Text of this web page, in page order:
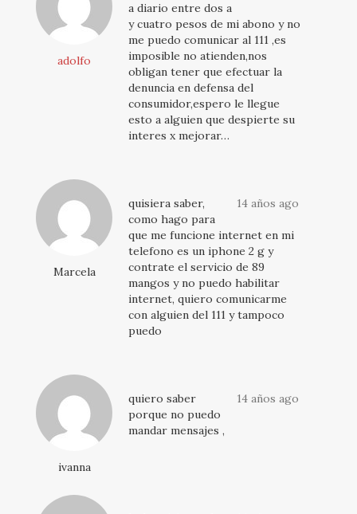
adolfo
a diario entre dos a
y cuatro pesos de mi abono y no
me puedo comunicar al 111 ,es
imposible no atienden,nos
obligan tener que efectuar la
denuncia en defensa del
consumidor,espero le llegue
esto a alguien que despierte su
interes x mejorar…
Marcela
14 años ago
quisiera saber,
como hago para
que me funcione internet en mi
telefono es un iphone 2 g y
contrate el servicio de 89
mangos y no puedo habilitar
internet, quiero comunicarme
con alguien del 111 y tampoco
puedo
ivanna
14 años ago
quiero saber
porque no puedo
mandar mensajes ,